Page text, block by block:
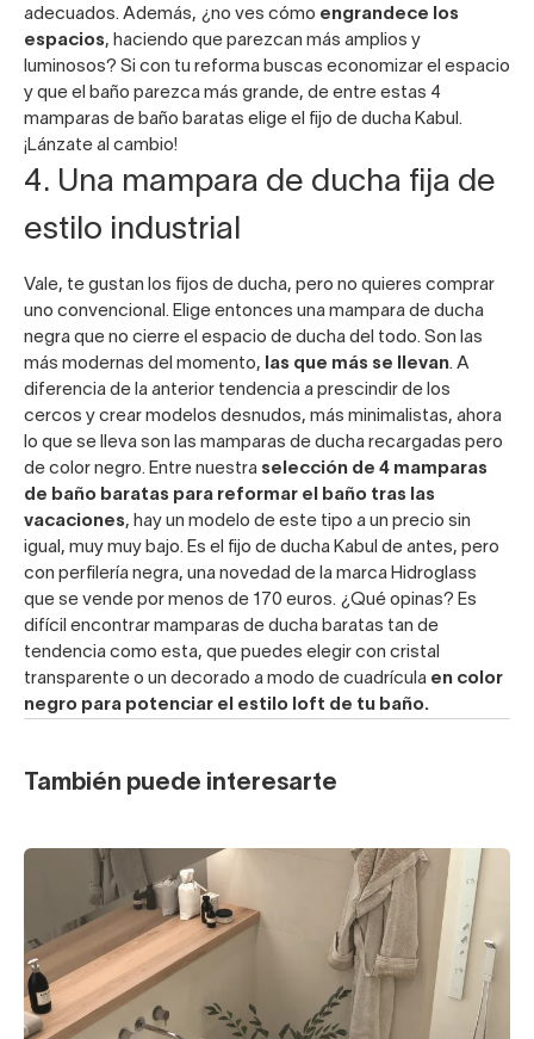
adecuados. Además, ¿no ves cómo engrandece los
espacios, haciendo que parezcan más amplios y
luminosos? Si con tu reforma buscas economizar el espacio
y que el baño parezca más grande, de entre estas 4
mamparas de baño baratas elige el fijo de ducha Kabul .
¡Lánzate al cambio!
4. Una mampara de ducha fija de
estilo industrial
Vale, te gustan los fijos de ducha, pero no quieres comprar
uno convencional. Elige entonces una mampara de ducha
negra que no cierre el espacio de ducha del todo. Son las
más modernas del momento,
las que más se llevan. A
diferencia de la anterior tendencia a prescindir de los
cercos y crear modelos desnudos, más minimalistas, ahora
lo que se lleva son las mamparas de ducha recargadas pero
de color negro. Entre nuestra selección de 4 mamparas
de baño baratas para reformar el baño tras las
vacaciones, hay un modelo de este tipo a un precio sin
igual, muy muy bajo. Es el fijo de ducha Kabul de antes, pero
con perfilería negra, una novedad de la marca Hidroglass
que se vende por menos de 170 euros. ¿Qué opinas? Es
difícil encontrar mamparas de ducha baratas tan de
tendencia como esta, que puedes elegir con cristal
transparente o un decorado a modo de cuadrícula en color
negro para potenciar el estilo loft de tu baño.
También puede interesarte